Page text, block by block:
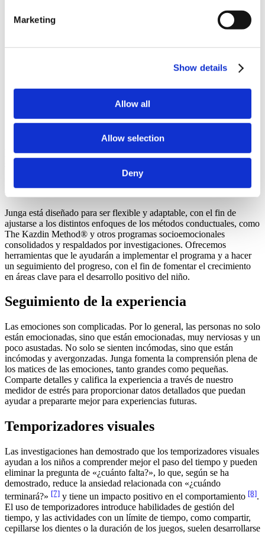
Marketing
Show details
Allow all
Allow selection
Deny
Conocimientos sobre dinámica de grupos
Apoyo mutuo
¡Anímate y descubre cómo funciona!
Junga complementa una amplia gama de
programas terapéuticos estructurados, entre los que
se incluyen el asesoramiento en salud mental, el
aprendizaje socioemocional (SEL) y la fisioterapia o
la terapia ocupacional.
Junga está diseñado para ser flexible y adaptable, con el fin de
ajustarse a los distintos enfoques de los métodos conductuales, como
The Kazdin Method® y otros programas socioemocionales
consolidados y respaldados por investigaciones. Ofrecemos
herramientas que le ayudarán a implementar el programa y a hacer
un seguimiento del progreso, con el fin de fomentar el crecimiento
en áreas clave para el desarrollo positivo del niño.
Seguimiento de la experiencia
Las emociones son complicadas. Por lo general, las personas no solo
están emocionadas, sino que están emocionadas, muy nerviosas y un
poco asustadas. No solo se sienten incómodas, sino que están
incómodas y avergonzadas. Junga fomenta la comprensión plena de
los matices de las emociones, tanto grandes como pequeñas.
Comparte detalles y califica la experiencia a través de nuestro
medidor de estrés para proporcionar datos detallados que puedan
ayudar a prepararte mejor para experiencias futuras.
Temporizadores visuales
Las investigaciones han demostrado que los temporizadores visuales
ayudan a los niños a comprender mejor el paso del tiempo y pueden
eliminar la pregunta de «¿cuánto falta?», lo que, según se ha
demostrado, reduce la ansiedad relacionada con «¿cuándo
terminará?» [7] y tiene un impacto positivo en el comportamiento [8].
El uso de temporizadores introduce habilidades de gestión del
tiempo, y las actividades con un límite de tiempo, como compartir,
cepillarse los dientes o la duración de los juegos, suelen desarrollarse